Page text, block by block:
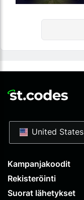
Kampanjakoodit
Rekisteröinti
Suorat lähetykset
United States